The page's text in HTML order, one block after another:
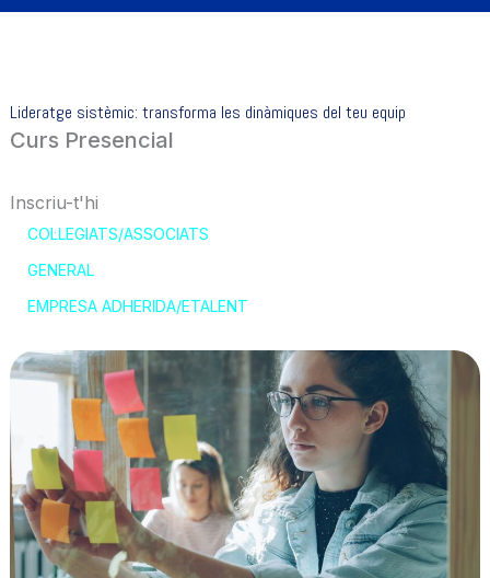
Lideratge sistèmic: transforma les dinàmiques del teu equip
Curs Presencial
Inscriu-t'hi
COL·LEGIATS/ASSOCIATS
GENERAL
EMPRESA ADHERIDA/ETALENT